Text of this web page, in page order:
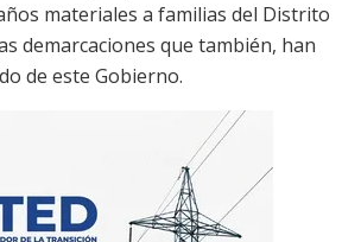
materiales a familias del Distrito
demarcaciones que también, han
de este Gobierno.